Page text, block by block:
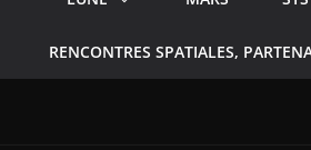
RENCONTRES SPATIALES,